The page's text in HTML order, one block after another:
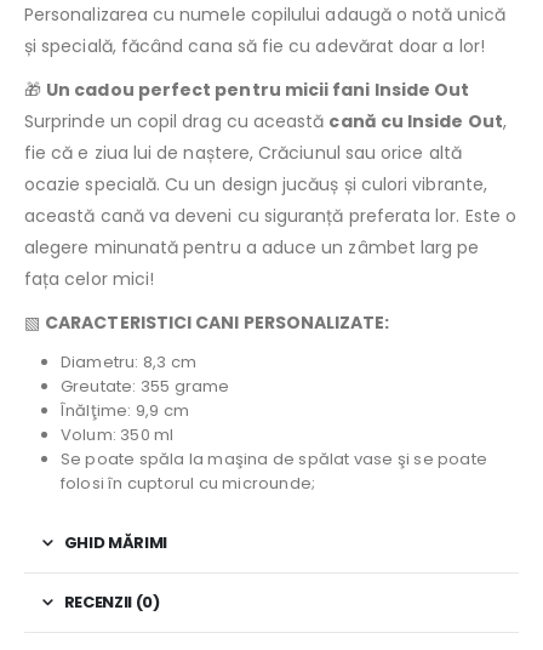
Personalizarea cu numele copilului adaugă o notă unică
și specială, făcând cana să fie cu adevărat doar a lor!
🎁 Un cadou perfect pentru micii fani Inside Out
Surprinde un copil drag cu această cană cu Inside Out,
fie că e ziua lui de naștere, Crăciunul sau orice altă
ocazie specială. Cu un design jucăuș și culori vibrante,
această cană va deveni cu siguranță preferata lor. Este o
alegere minunată pentru a aduce un zâmbet larg pe
fața celor mici!
▧ CARACTERISTICI CANI PERSONALIZATE:
Diametru: 8,3 cm
Greutate: 355 grame
Înălţime: 9,9 cm
Volum: 350 ml
Se poate spăla la maşina de spălat vase şi se poate
folosi în cuptorul cu microunde;
GHID MĂRIMI
RECENZII (0)